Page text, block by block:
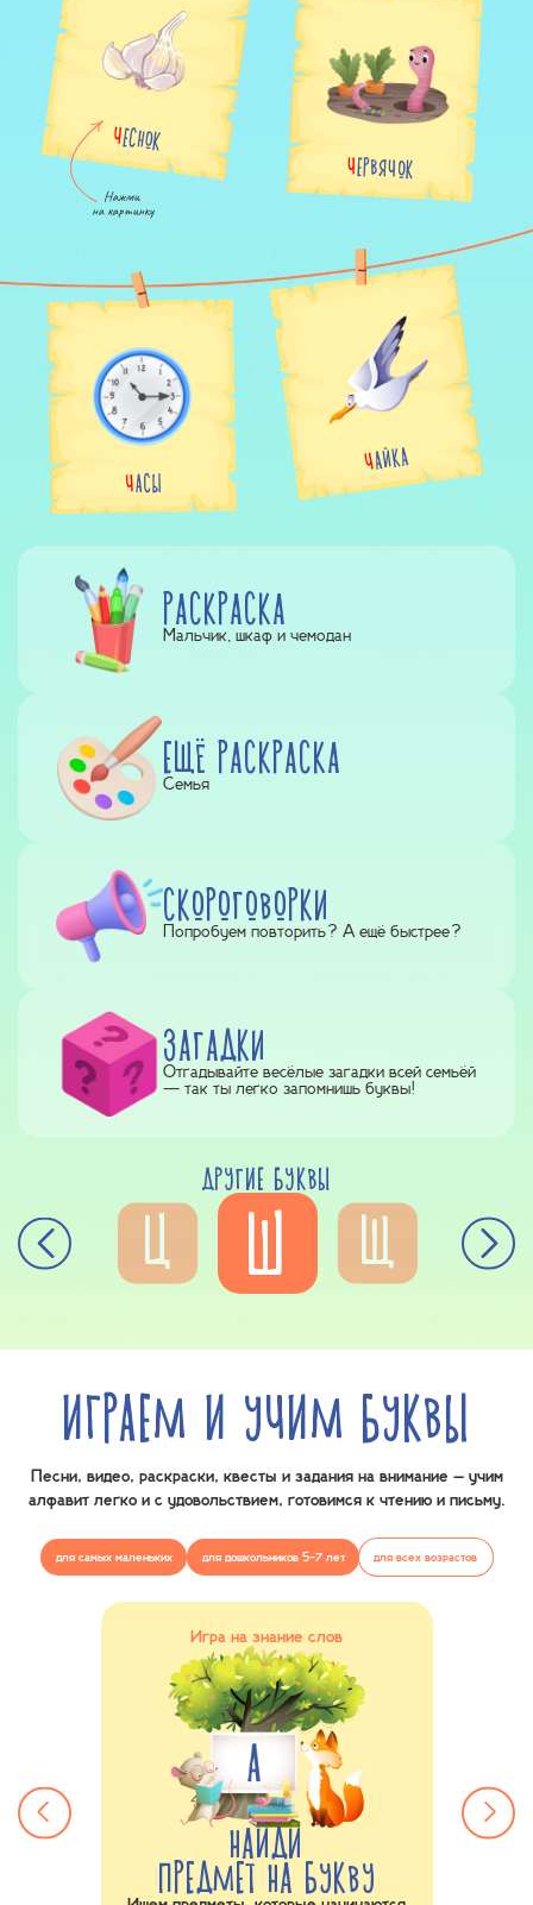
ЧЕСНОК
ЧЕРВЯЧОК
ЧАСЫ
ЧАЙКА
Нажми
на картинку
РАСКРАСКА
Мальчик, шкаф и чемодан
ЕЩЁ РАСКРАСКА
Семья
СКОРОГОВОРКИ
Попробуем повторить? А ещё быстрее?
ЗАГАДКИ
Отгадывайте весёлые загадки всей семьёй
— так ты легко запомнишь буквы!
ДРУГИЕ БУКВЫ
Х Ц Ш Щ Ъ
ИГРАЕМ И УЧИМ БУКВЫ
Песни, видео, раскраски, квесты и задания на внимание – учим
алфавитлегко и с удовольствием, готовимся к чтению и письму.
для самых маленьких для дошкольников 5-7 лет для всех возрастов
Игра на знание слов
НАЙДИ
ПРЕДМЕТ НА БУКВУ